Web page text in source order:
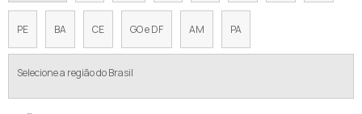
PE BA CE GO e DF AM PA
Selecione a região do Brasil